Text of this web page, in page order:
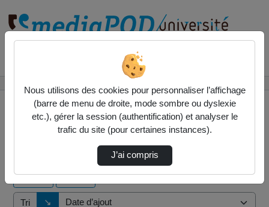
2 vidéos trouvées
Tri ↘
Direction de tri
Nous utilisons des cookies pour personnaliser l’affichage
(barre de menu de droite, mode sombre ou dyslexie
etc.), gérer la session (authentification) et analyser le
trafic du site (pour certaines instances).
J’ai compris